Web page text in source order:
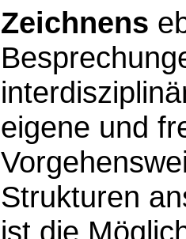
Zeichnens
eigene und
Strukturen
ist die